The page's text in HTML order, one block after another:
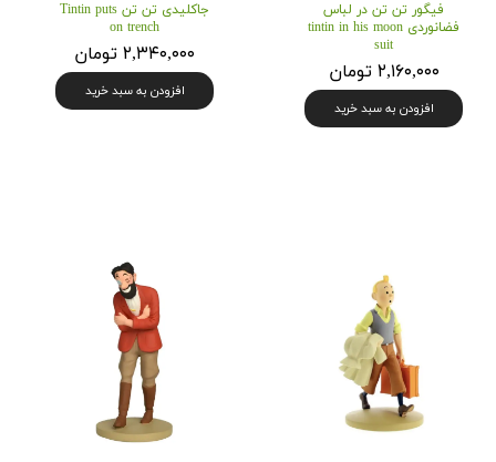
فیگور تن تن در لباس
فضانوردی tintin in his moon
suit
۲,۱۶۰,۰۰۰ تومان
افزودن به سبد خرید
جاکلیدی تن تن Tintin puts
on trench
۲,۳۴۰,۰۰۰ تومان
افزودن به سبد خرید